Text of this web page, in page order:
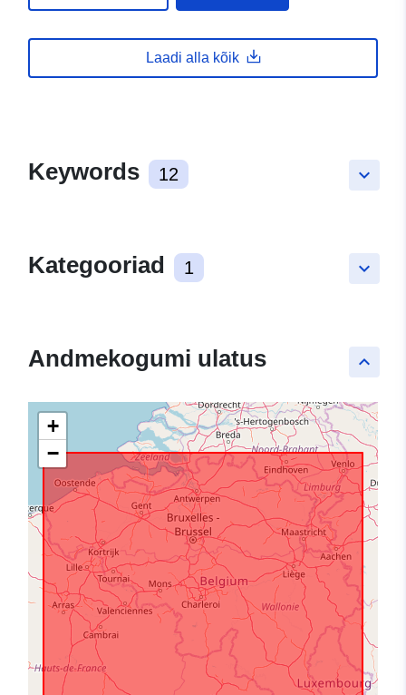
Laadi alla kõik
keyboard_arrow_down
Keywords 12
keyboard_arrow_down
Kategooriad 1
keyboard_arrow_up
Andmekogumi ulatus
+
−